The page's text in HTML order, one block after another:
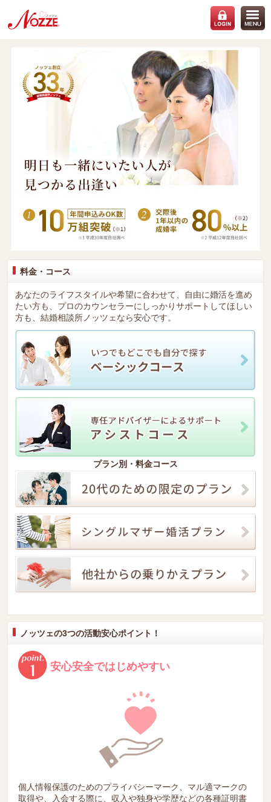
料金・コース
あなたのライフスタイルや希望に合わせて、自由に婚活を進め
たい方も、プロのカウンセラーにしっかりサポートしてほしい
方も、結婚相談所ノッツェなら安心です。
プラン別・料金コース
ノッツェの3つの活動安心ポイント！
安心安全ではじめやすい
個人情報保護のためのプライバシーマーク、マル適マークの
取得や、入会する際に、収入や独身や学歴などの各種証明書